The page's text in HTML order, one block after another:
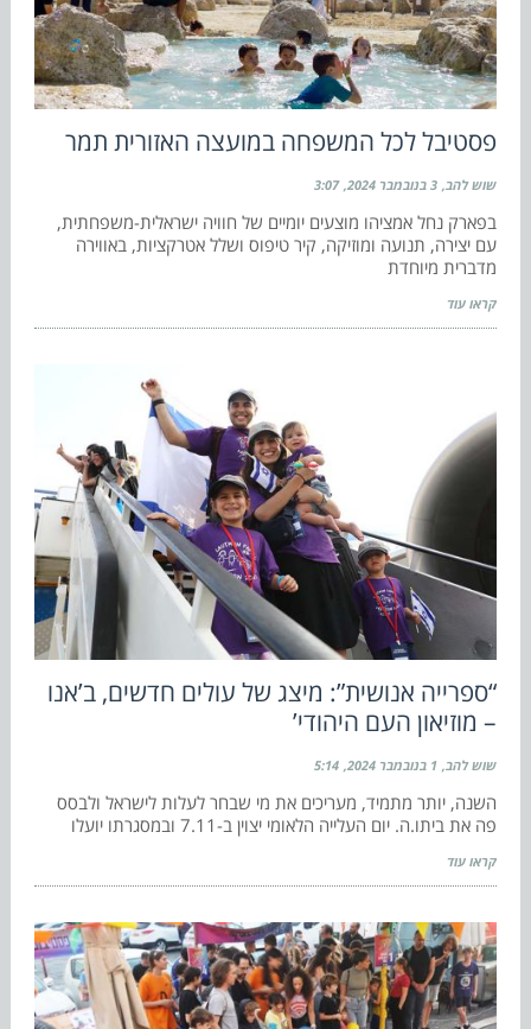
פסטיבל לכל המשפחה במועצה האזורית תמר
שוש להב 3 בנובמבר 2024 3:07
בפארק נחל אמציהו מוצעים יומיים של חוויה ישראלית-משפחתית,
עם יצירה, תנועה ומוזיקה, קיר טיפוס ושלל אטרקציות, באווירה
מדברית מיוחדת
קראו עוד
“ספרייה אנושית”: מיצג של עולים חדשים, ב’אנו
– מוזיאון העם היהודי’
שוש להב 1 בנובמבר 2024 5:14
השנה, יותר מתמיד, מעריכים את מי שבחר לעלות לישראל ולבסס
פה את ביתו.ה. יום העלייה הלאומי יצוין ב-7.11 ובמסגרתו יועלו
קראו עוד